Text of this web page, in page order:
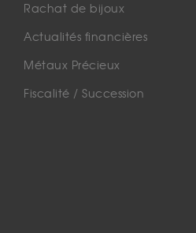
Rachat de bijoux
Actualités financières
Métaux Précieux
Fiscalité / Succession